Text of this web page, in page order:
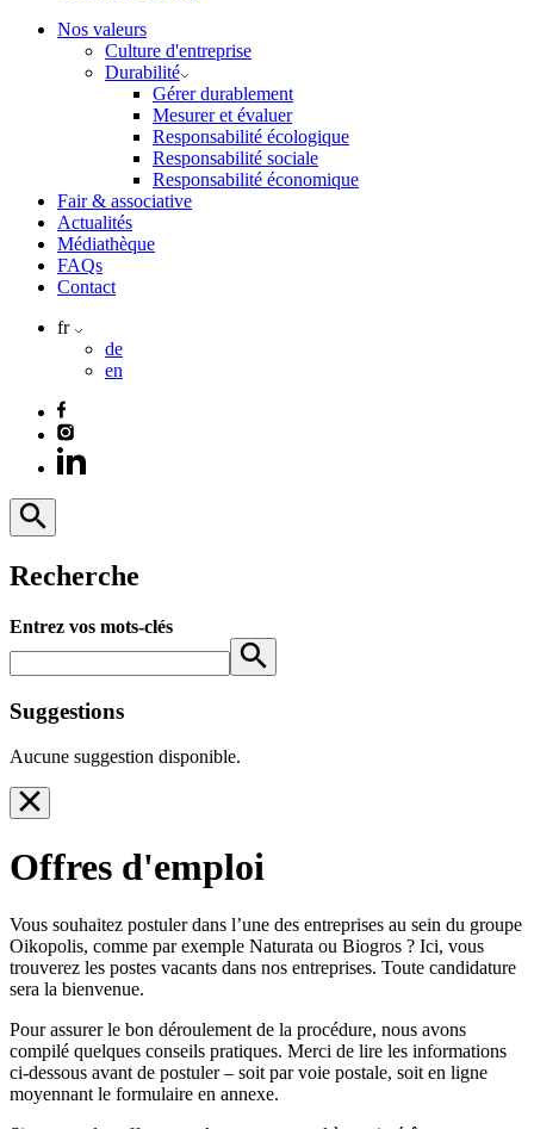
Nos valeurs
Culture d'entreprise
Durabilité
Gérer durablement
Mesurer et évaluer
Responsabilité écologique
Responsabilité sociale
Responsabilité économique
Fair & associative
Actualités
Médiathèque
FAQs
Contact
fr
de
en
Recherche
Entrez vos mots-clés
Suggestions
Aucune suggestion disponible.
Offres d'emploi
Vous souhaitez postuler dans l’une des entreprises au sein du groupe
Oikopolis, comme par exemple Naturata ou Biogros ? Ici, vous
trouverez les postes vacants dans nos entreprises. Toute candidature
sera la bienvenue.
Pour assurer le bon déroulement de la procédure, nous avons
compilé quelques conseils pratiques. Merci de lire les informations
ci-dessous avant de postuler – soit par voie postale, soit en ligne
moyennant le formulaire en annexe.